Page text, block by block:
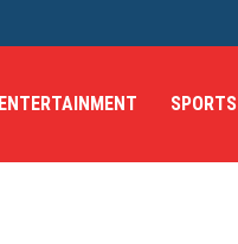
ENTERTAINMENT SPORTS